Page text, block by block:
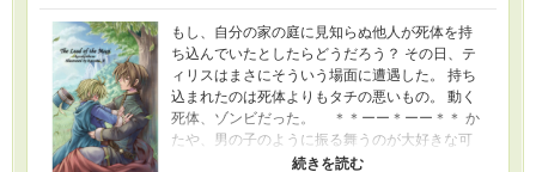
もし、自分の家の庭に見知らぬ他人が死体を持
ち込んでいたとしたらどうだろう？ その日、テ
ィリスはまさにそういう場面に遭遇した。 持ち
込まれたのは死体よりもタチの悪いもの。 動く
死体、ゾンビだった。 ＊＊ーー＊ーー＊＊ か
たや、男の子のように振る舞うのが大好きな可
愛らしい姫君。 かたや、愛すべき死霊術師な皇